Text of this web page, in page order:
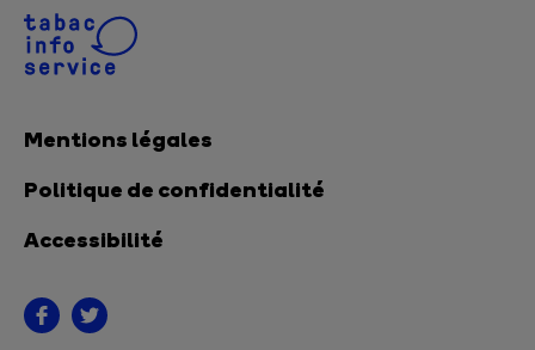
Mentions légales
Politique de confidentialité
Accessibilité